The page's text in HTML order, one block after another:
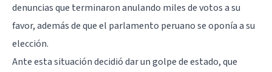
denuncias que terminaron anulando miles de votos a su
favor, además de que el parlamento peruano se oponía a su
elección.
Ante esta situación decidió dar un golpe de estado, que